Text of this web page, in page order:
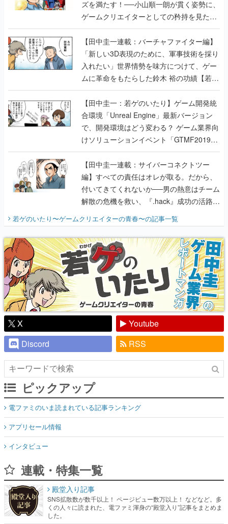
ズを満たす！──小山順一朗が貫く姿勢に、
ゲームクリエイターとしての矜持を見た
【若ゲのいたり最終回】
【田中圭一連載：バーチャファイター編】
「新しい3D表現のために、軍事技術を採り
入れたい」世界情勢を味方につけて、ゲー
ムに革命をもたらした鈴木 裕の功績【若ゲ
のいたり】
【田中圭一：若ゲのいたり】ゲーム開発統
合環境「Unreal Engine」最新バージョン
で、開発環境はどう変わる？ ゲーム業界向
けソリューションイベント「GTMF2019」
に行って、より理解を深めよう【PR】
【田中圭一連載：サイバーコネクトツー
編】すべての責任はオレが取る。だから、
付いてきてくれないか──男の熱意はチーム
解散の危機を救い、『.hack』成功の活路を
『少年ジャンプ』色だった【若ゲのいた
り】
若ゲのいたり〜ゲームクリエイターの青春〜の記事一覧
X
Youtube
Discord
RSS
ピックアップ
電ファミのいま読まれている記事ランキング
アプリセール情報
インタビュー
連載・特集一覧
殿堂入り記事
SNS拡散数が数千以上！ ページビュー数万以上！ などなど。多
くの人々に読まれた、電ファミ渾身の“殿堂入り”記事をまとめま
した。